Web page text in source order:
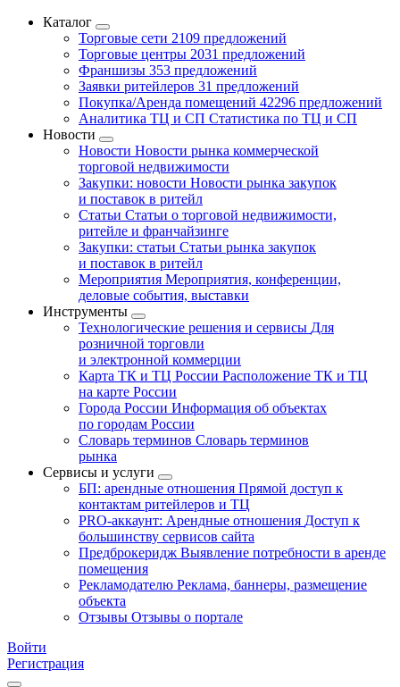
Каталог
Торговые сети 2109 предложений
Торговые центры 2031 предложений
Франшизы 353 предложений
Заявки ритейлеров 31 предложений
Покупка/Аренда помещений 42296 предложений
Аналитика ТЦ и СП Статистика по ТЦ и СП
Новости
Новости Новости рынка коммерческой
торговой недвижимости
Закупки: новости Новости рынка закупок
и поставок в ритейл
Статьи Статьи о торговой недвижимости,
ритейле и франчайзинге
Закупки: статьи Статьи рынка закупок
и поставок в ритейл
Мероприятия Мероприятия, конференции,
деловые события, выставки
Инструменты
Технологические решения и сервисы Для
розничной торговли
и электронной коммерции
Карта ТК и ТЦ России Расположение ТК и ТЦ
на карте России
Города России Информация об объектах
по городам России
Словарь терминов Словарь терминов
рынка
Сервисы и услуги
БП: арендные отношения Прямой доступ к
контактам ритейлеров и ТЦ
PRO-аккаунт: Арендные отношения Доступ к
большинству сервисов сайта
Предброкеридж Выявление потребности в аренде
помещения
Рекламодателю Реклама, баннеры, размещение
объекта
Отзывы Отзывы о портале
Войти
Регистрация